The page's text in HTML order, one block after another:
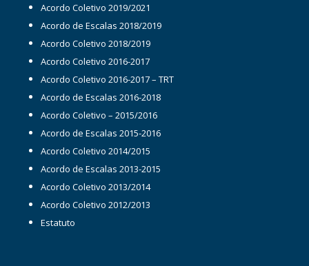
Acordo Coletivo 2019/2021
Acordo de Escalas 2018/2019
Acordo Coletivo 2018/2019
Acordo Coletivo 2016-2017
Acordo Coletivo 2016-2017 – TRT
Acordo de Escalas 2016-2018
Acordo Coletivo – 2015/2016
Acordo de Escalas 2015-2016
Acordo Coletivo 2014/2015
Acordo de Escalas 2013-2015
Acordo Coletivo 2013/2014
Acordo Coletivo 2012/2013
Estatuto